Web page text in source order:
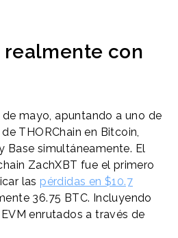
realmente con
mayo, apuntando a uno de
THORChain en Bitcoin,
Base simultáneamente. El
ZachXBT fue el primero
las pérdidas en $10.7
36.75 BTC. Incluyendo
enrutados a través de